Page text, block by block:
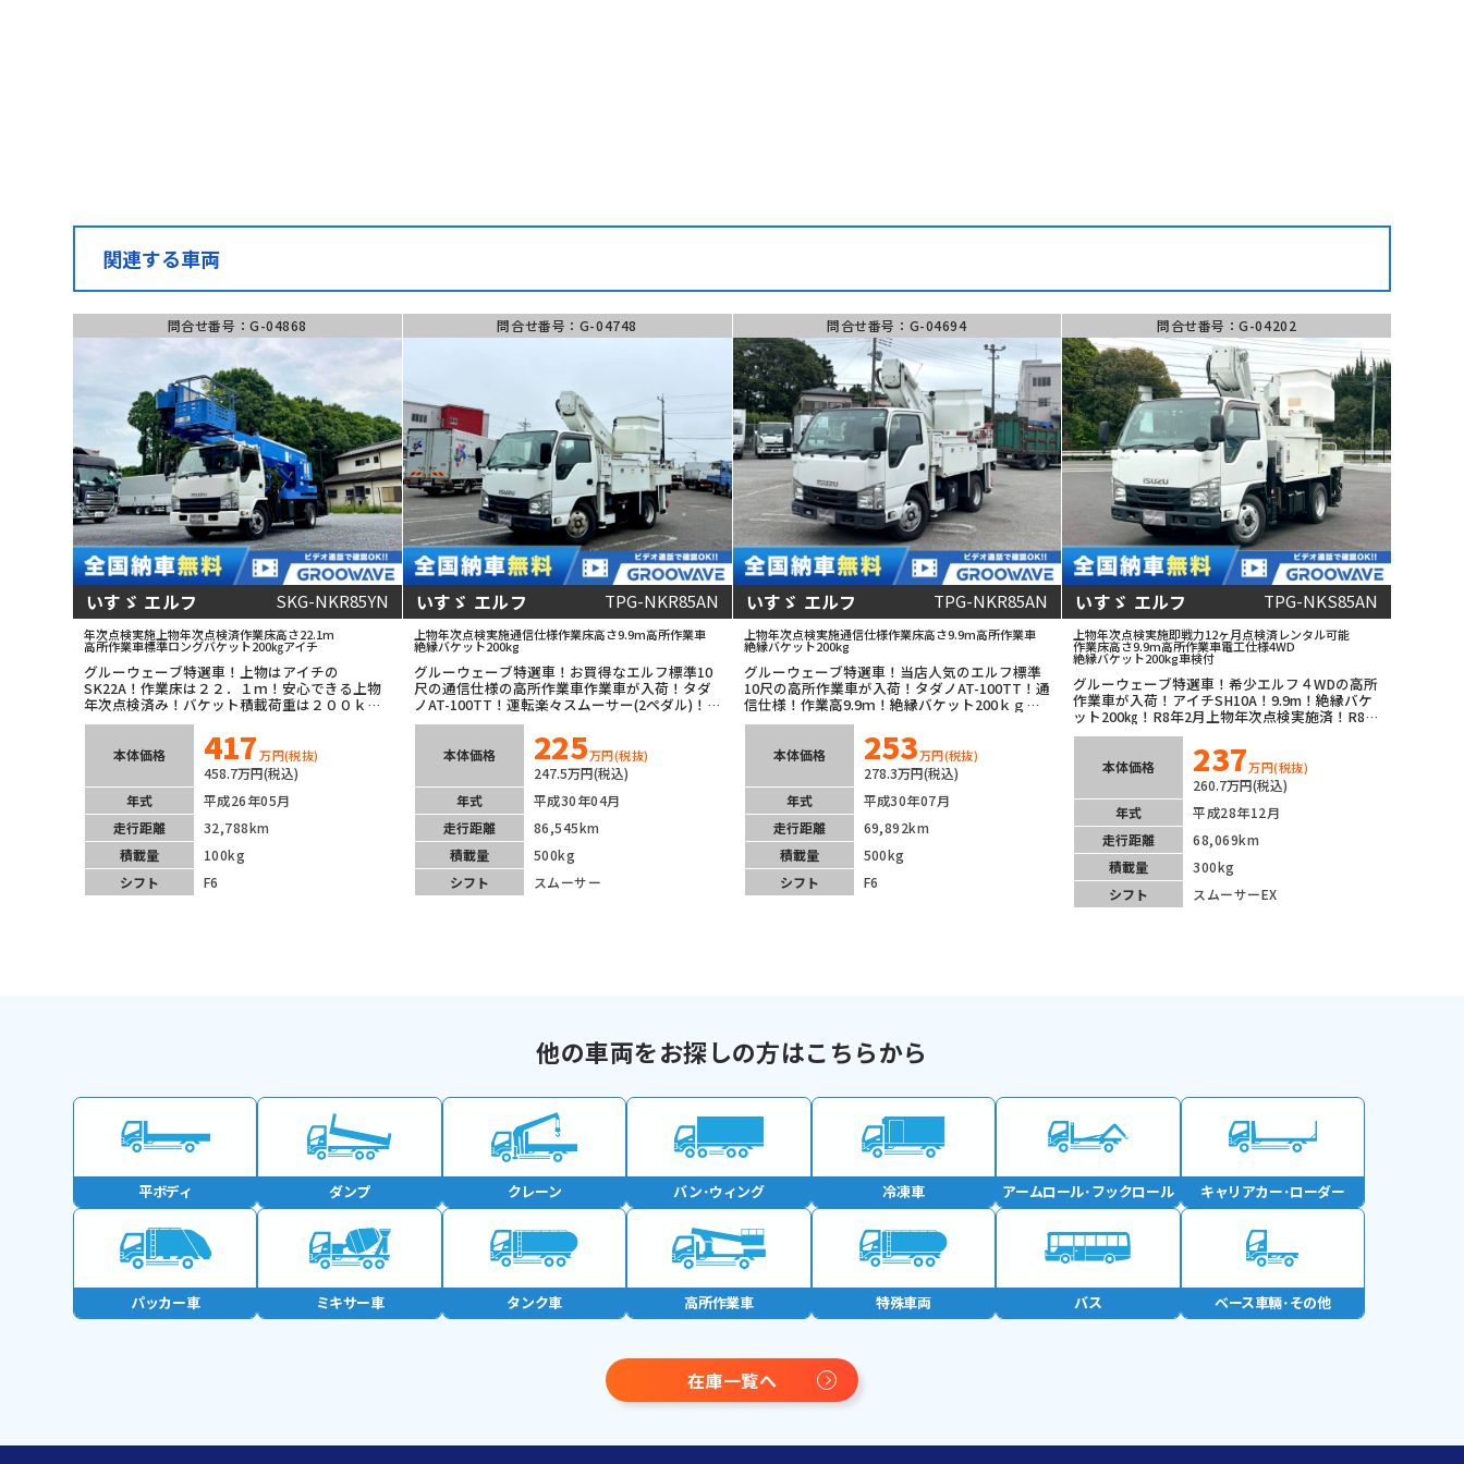
関連する車両
問合せ番号：G-04868
いすゞ エルフ SKG-NKR85YN
年次点検実施 上物年次点検済作業床高さ22.1m
高所作業車標準ロングバケット200㎏アイチ
グルーウェーブ特選車！上物はアイチの
SK22A！作業床は２２．１ｍ！安心できる上物
年次点検済み！バケット積載荷重は２００ｋ
ｇ！低走行で嬉しいですね！マニュアル６速で
臨機応変なアクセルワーク可能！ETC車載器も
装着済み！安全装備充実！痒い所に手が届く専
門性の高い１台！
本体価格 417万円(税抜)
458.7万円(税込)
年式
平成26年05月
走行距離
32,788km
積載量
100kg
シフト
F6
問合せ番号：G-04748
いすゞ エルフ TPG-NKR85AN
上物年次点検実施通信仕様作業床高さ9.9m高所作業車
絶縁バケット200kg
グルーウェーブ特選車！お買得なエルフ標準10
尺の通信仕様の高所作業車作業車が入荷！タダ
ノAT-100TT！運転楽々スムーサー(2ペダル)！
クラリオンナビ！バックカメラ！フレームの状
態も良くオススメの1台です！
本体価格 225万円(税抜)
247.5万円(税込)
年式
平成30年04月
走行距離
86,545km
積載量
500kg
シフト
スムーサー
問合せ番号：G-04694
いすゞ エルフ TPG-NKR85AN
上物年次点検実施通信仕様作業床高さ9.9m高所作業車
絶縁バケット200kg
グルーウェーブ特選車！当店人気のエルフ標準
10尺の高所作業車が入荷！タダノAT-100TT！通
信仕様！作業高9.9ｍ！絶縁バケット200ｋｇ！6
速マニュアル！キーレス！ETC車載器も装着済
本体価格 253万円(税抜)
278.3万円(税込)
年式
平成30年07月
走行距離
69,892km
積載量
500kg
シフト
F6
問合せ番号：G-04202
いすゞ エルフ TPG-NKS85AN
上物年次点検実施即戦力12ヶ月点検済レンタル可能
作業床高さ9.9m高所作業車電工仕様4WD
絶縁バケット200kg車検付
グルーウェーブ特選車！希少エルフ４WDの高所
作業車が入荷！アイチSH10A！9.9m！絶縁バケ
ット200㎏！R8年2月上物年次点検実施済！R8年
3月法定12か月点検実施済み！運転楽々オートマ
チック（スムーサー）！ナビ＆ETC＆バックカ
メラ装着済み！
本体価格 237万円(税抜)
260.7万円(税込)
年式
平成28年12月
走行距離
68,069km
積載量
300kg
シフト
スムーサーEX
他の車両をお探しの方はこちらから
平ボディ ダンプ クレーン バン･ウィング 冷凍車 アームロール･フックロール キャリアカー･ローダー
パッカー車 ミキサー車 タンク車 高所作業車 特殊車両 バス ベース車輛･その他
在庫一覧へ